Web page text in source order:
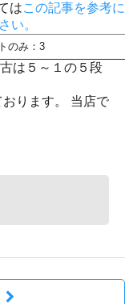
はこの記事を参考
い。
のみ：3
は５～１の５段
おります。 当店で